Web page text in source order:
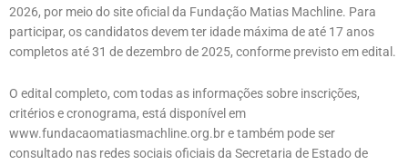
2026, por meio do site oficial da Fundação Matias Machline. Para
participar, os candidatos devem ter idade máxima de até 17 anos
completos até 31 de dezembro de 2025, conforme previsto em edital.
O edital completo, com todas as informações sobre inscrições,
critérios e cronograma, está disponível em
www.fundacaomatiasmachline.org.br e também pode ser
consultado nas redes sociais oficiais da Secretaria de Estado de